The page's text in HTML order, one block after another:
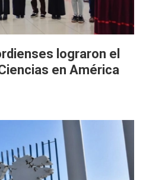
lograron el
en América